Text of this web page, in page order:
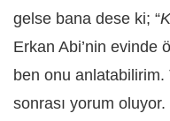
gelse bana dese ki; “
Erkan Abi’nin evinde
ben onu
sonrası yorum